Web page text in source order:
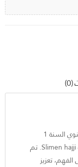
الكتاب المدرسي المساند «متعة الرياضيات سنوي السنة 1
إبتدائي» يندرج ضمن فئة «التعليم» من تأليف Slimen hajji. تم
تعزيز